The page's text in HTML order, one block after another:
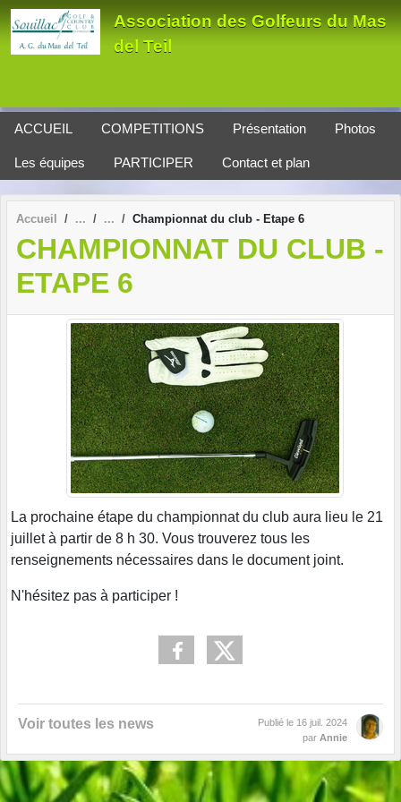
Association des Golfeurs du Mas
del Teil
ACCUEIL COMPETITIONS Présentation Photos
Les équipes PARTICIPER Contact et plan
Accueil Championnat du club - Etape 6
CHAMPIONNAT DU CLUB -
ETAPE 6
La prochaine étape du championnat du club aura lieu le 21
juillet à partir de 8 h 30. Vous trouverez tous les
renseignements nécessaires dans le document joint.
N'hésitez pas à participer !
Voir toutes les news Publié le 16 juil. 2024
par Annie
Panneau de gestion des cookies